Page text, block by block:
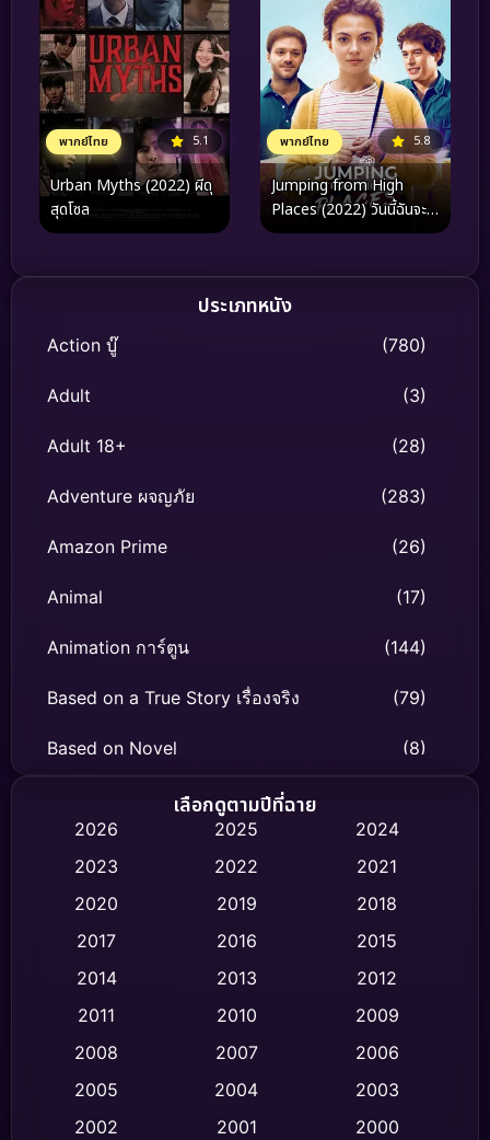
พากย์ไทย 5.1
Urban Myths (2022) ผีดุ
สุดโซล
พากย์ไทย 5.8
Jumping from High
Places (2022) วันนี้ฉันจะ
ไม่กลัว
ประเภทหนัง
Action บู๊ (780)
Adult (3)
Adult 18+ (28)
Adventure ผจญภัย (283)
Amazon Prime (26)
Animal (17)
Animation การ์ตูน (144)
Based on a True Story เรื่องจริง (79)
Based on Novel (8)
Biography ชีวิตจริง
Classic หนังคลาสสิก (47)
Comedy ตลก (454)
Crime อาชญากรรม (532)
Cult Film
เลือกดูตามปีที่ฉาย
2026 2025
2024
2023
2022
2021
2020
2019
2018
2017
2016
2015
2014
2013
2012
2011
2010
2009
2008
2007
2006
2005
2004
2003
2002
2001
2000